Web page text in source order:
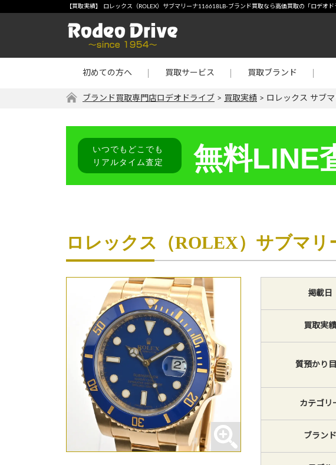
【買取実績】 ロレックス（ROLEX）サブマリーナ116618LB-ブランド買取なら高価買取の「ロデオド
初めての方へ 買取サービス
宅配買取
店頭買取
リターン買取 買取ブランド
-【買取強化】シャネル
その他買取
ブランド買取専門店ロデオドライブ > 買取実績 > ロレックス サブ
いつでもどこでも
リアルタイム査定
無料LINE
ロレックス（ROLEX）サブマ
掲載日
買取実績
質預かり
カテゴリ
ブランド